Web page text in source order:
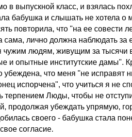
в выпускной класс, и взялась
бабушка и слышать не хотела о
повторила, что "на ее совести
сама, лично должна наблюдать за
чужим людям, живущим за тысячи
и опытные институтские дамы".
что меня "не исправят
испорчена", что учиться я не
терпением Люды, чтобы не
продолжая убеждать упрямую,
своего - бабушка стала
согласие.